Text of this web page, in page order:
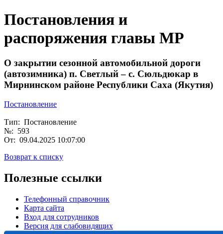
Постановления и
распоряжения главы МР
О закрытии сезонной автомобильной дороги
(автозимника) п. Светлый – с. Сюльдюкар в
Мирнинском районе Республики Саха (Якутия)
Постановление
Тип: Постановление
№: 593
От: 09.04.2025 10:07:00
Возврат к списку
Полезные ссылки
Телефонный справочник
Карта сайта
Вход для сотрудников
Версия для слабовидящих